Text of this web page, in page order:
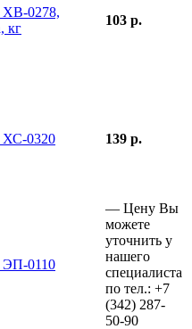
ХВ-0278,
кг
103 р.
ХС-0320 139 р.
ЭП-0110
— Цену Вы
можете
уточнить у
нашего
специалиста
по тел.: +7
(342) 287-
50-90